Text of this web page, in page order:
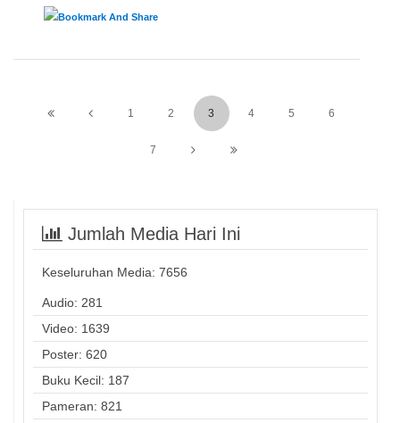
1 2 3 4 5 6
7
Jumlah Media Hari Ini
Keseluruhan Media: 7656
Audio: 281
Video: 1639
Poster: 620
Buku Kecil: 187
Pameran: 821